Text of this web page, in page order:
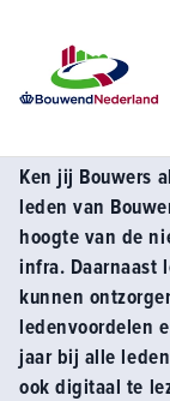
Over ons
Ken jij Bouwers
leden van
hoogte van de
infra. Daarnaast
kunnen
ledenvoordelen
jaar bij alle
ook digitaal te